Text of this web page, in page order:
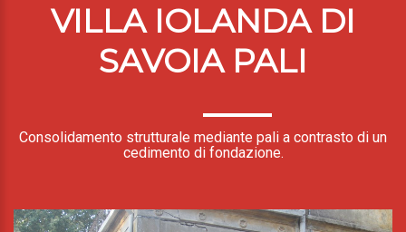
VILLA IOLANDA DI
SAVOIA PALI
Consolidamento strutturale mediante pali a contrasto di un
cedimento di fondazione.